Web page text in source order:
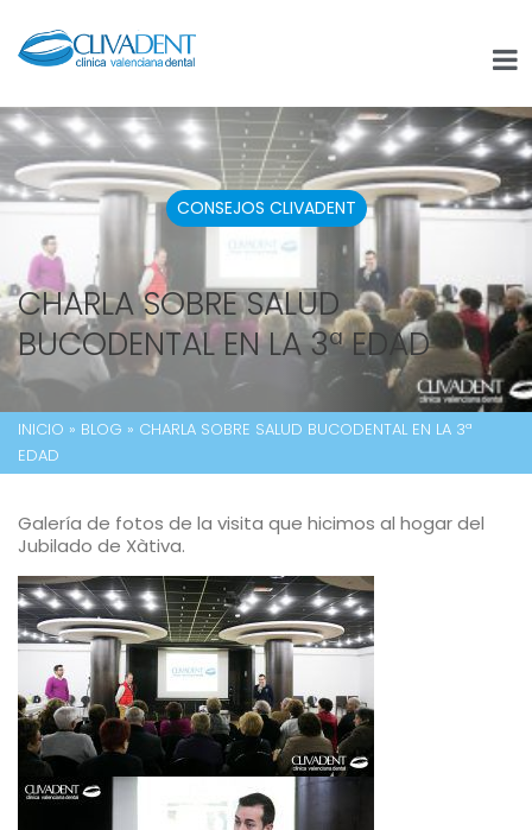
CONSEJOS CLIVADENT
CHARLA SOBRE SALUD
BUCODENTAL EN LA 3ª EDAD
INICIO » BLOG » CHARLA SOBRE SALUD BUCODENTAL EN LA 3ª
EDAD
Galería de fotos de la visita que hicimos al hogar del
Jubilado de Xàtiva.